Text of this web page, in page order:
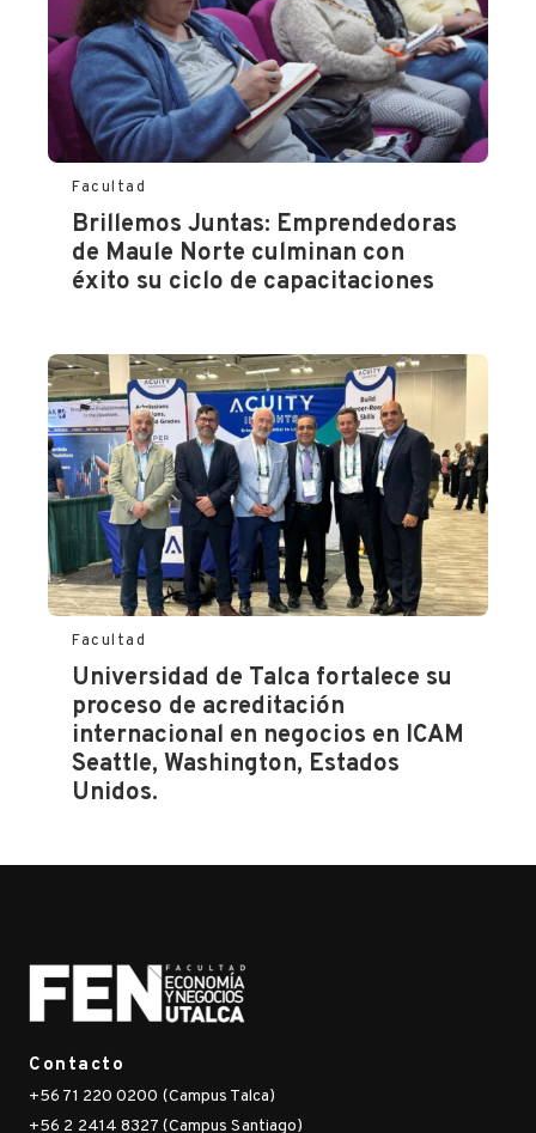
Facultad
Brillemos Juntas: Emprendedoras
de Maule Norte culminan con
éxito su ciclo de capacitaciones
Facultad
Universidad de Talca fortalece su
proceso de acreditación
internacional en negocios en ICAM
Seattle, Washington, Estados
Unidos.
Contacto
+56 71 220 0200 (Campus Talca)
+56 2 2414 8327 (Campus Santiago)